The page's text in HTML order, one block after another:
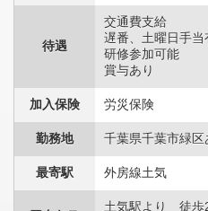
待遇
交通費支給
遅番、土曜日手当
研修参加可能
賞与あり
加入保険 労災保険
勤務地 千葉県千葉市緑区
最寄駅 外房線土気
土気駅より 徒歩